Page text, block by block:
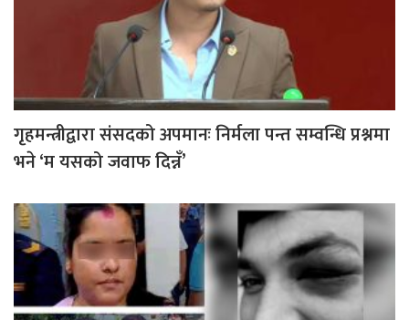
गृहमन्त्रीद्वारा संसदको अपमानः निर्मला पन्त सम्वन्धि प्रश्नमा
भने ‘म यसको जवाफ दिन्नँ’